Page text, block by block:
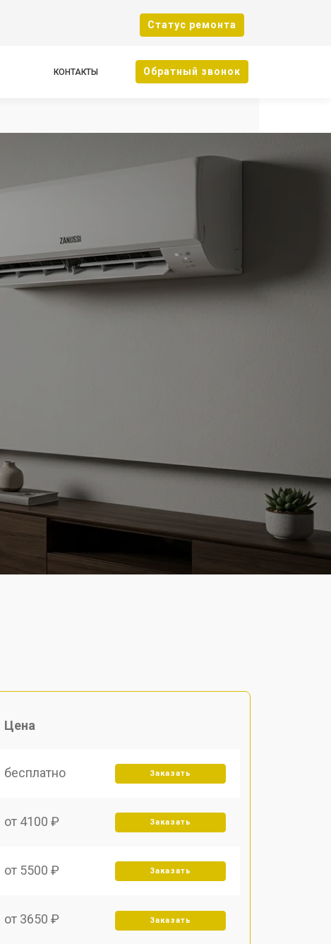
Cтатус ремонта
КОНТАКТЫ Oбратный звонок
Цена
бесплатно Заказать
от 4100 ₽ Заказать
от 5500 ₽ Заказать
от 3650 ₽ Заказать